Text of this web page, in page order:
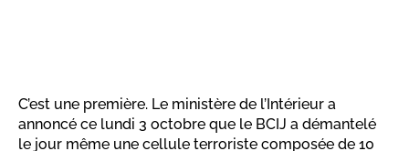
C’est une première. Le ministère de l’Intérieur a
annoncé ce lundi 3 octobre que le BCIJ a démantelé
le jour même une cellule terroriste composée de 10